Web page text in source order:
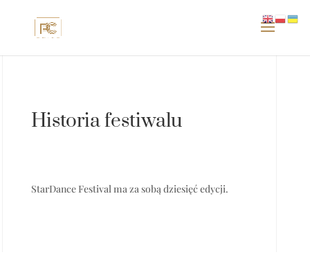
Historia festiwalu
StarDance Festival ma za sobą dziesięć edycji.